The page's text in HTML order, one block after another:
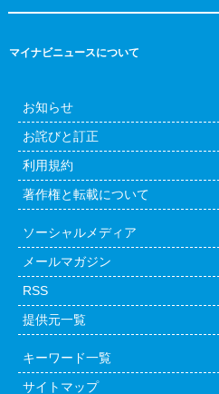
マイナビニュースについて
お知らせ
お詫びと訂正
利用規約
著作権と転載について
ソーシャルメディア
メールマガジン
RSS
提供元一覧
キーワード一覧
サイトマップ